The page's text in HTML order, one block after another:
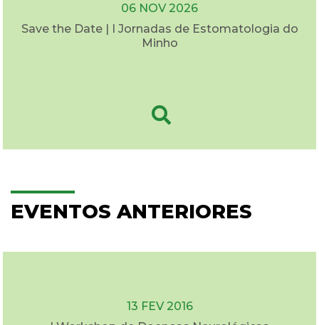
06 NOV 2026
Save the Date | I Jornadas de Estomatologia do
Minho
EVENTOS ANTERIORES
13 FEV 2016